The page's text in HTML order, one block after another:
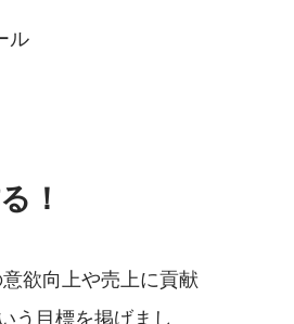
ル
！
欲向上や売上に貢献
う目標を掲げまし